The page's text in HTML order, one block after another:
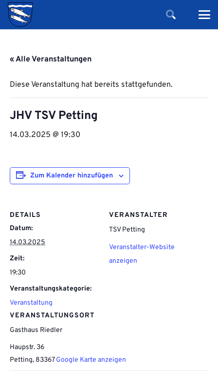
« Alle Veranstaltungen
Diese Veranstaltung hat bereits stattgefunden.
JHV TSV Petting
14.03.2025 @ 19:30
Zum Kalender hinzufügen
DETAILS
Datum:
14.03.2025
Zeit:
19:30
Veranstaltungskategorie:
Veranstaltung
VERANSTALTUNGSORT
Gasthaus Riedler
Haupstr. 36
Petting, 83367 Google Karte anzeigen
VERANSTALTER
TSV Petting
Veranstalter-Website
anzeigen